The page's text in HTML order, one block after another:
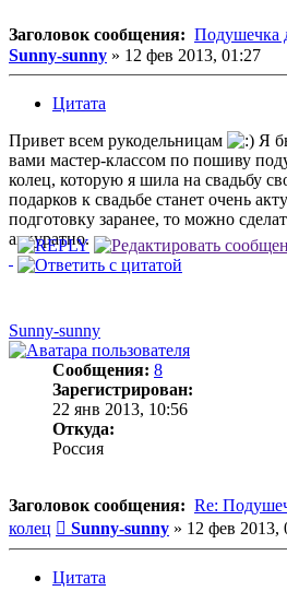
Заголовок сообщения: Подушечка
Sunny-sunny » 12 фев 2013, 01:27
Цитата
Привет всем рукодельницам
Я
вами мастер-классом по пошиву
колец, которую я шила на свадьбу
подарков к свадьбе станет очень
подготовку заранее, то можно
аккуратно.
Sunny-sunny
Сообщения: 8
Зарегистрирован:
22 янв 2013, 10:56
Откуда:
Россия
Заголовок сообщения: Re:
колец
Сообщение
Sunny-sunny » 12 фев 2013,
Цитата